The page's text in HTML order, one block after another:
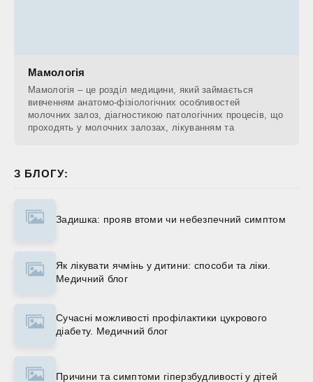
Мамологія
Мамологія – це розділ медицини, який займається
вивченням анатомо-фізіологічних особливостей
молочних залоз, діагностикою патологічних процесів, що
проходять у молочних залозах, лікуванням та
З БЛОГУ:
Задишка: прояв втоми чи небезпечний симптом
Як лікувати ячмінь у дитини: способи та ліки.
Медичний блог
Сучасні можливості профілактики цукрового
діабету. Медичний блог
Причини та симптоми гіперзбудливості у дітей